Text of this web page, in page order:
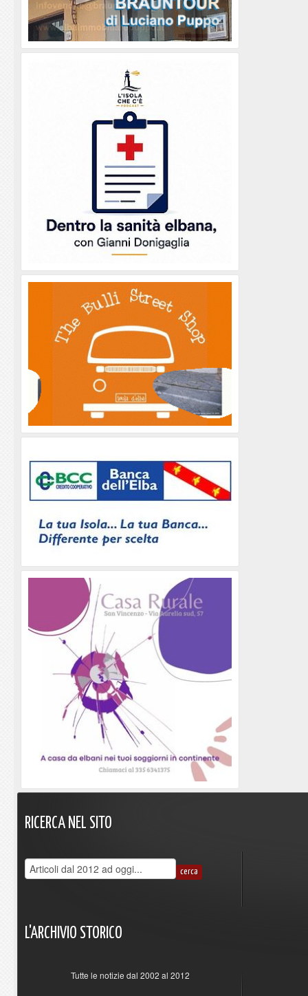
RICERCA NEL SITO
L'ARCHIVIO STORICO
Tutte le notizie dal 2002 al 2012